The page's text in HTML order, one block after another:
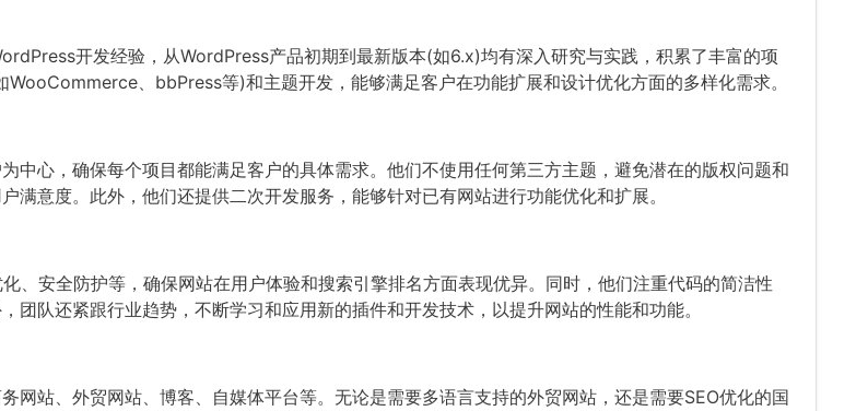
开发经验，从WordPress产品初期到最新版本(如6.x)均有深入研究与实践，积累了丰富的项
、bbPress等)和主题开发，能够满足客户在功能扩展和设计优化方面的多样化需求。
中心，确保每个项目都能满足客户的具体需求。他们不使用任何第三方主题，避免潜在的版权问题和
意度。此外，他们还提供二次开发服务，能够针对已有网站进行功能优化和扩展。
、安全防护等，确保网站在用户体验和搜索引擎排名方面表现优异。同时，他们注重代码的简洁性
队还紧跟行业趋势，不断学习和应用新的插件和开发技术，以提升网站的性能和功能。
网站、外贸网站、博客、自媒体平台等。无论是需要多语言支持的外贸网站，还是需要SEO优化的国